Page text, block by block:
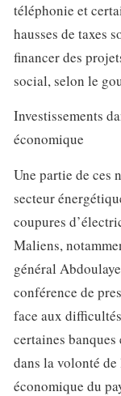
téléphonie et
hausses de taxes
financer des
social, selon le
Investissements
économique
Une partie de ces
secteur
coupures
Maliens,
général
conférence de
face aux
certaines
dans la volonté
économique du